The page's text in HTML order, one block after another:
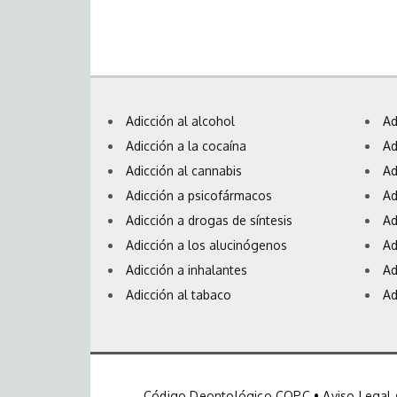
Adicción al alcohol
Adicción a la cocaína
Adicción al cannabis
Adicción a psicofármacos
Adicción a drogas de síntesis
Adicción a los alucinógenos
Adicción a inhalantes
Adicción al tabaco